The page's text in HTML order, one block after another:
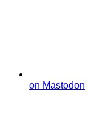
on Mastodon